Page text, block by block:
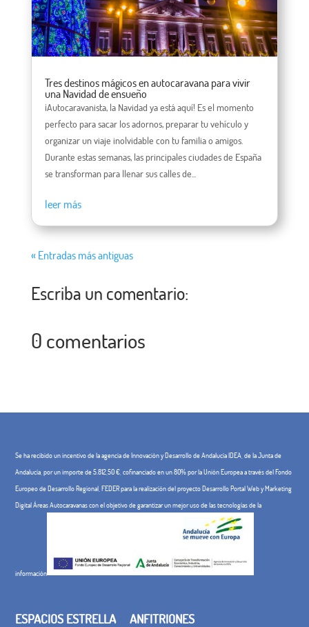
Tres destinos mágicos en autocaravana para vivir
una Navidad de ensueño
¡Autocaravanista, la Navidad ya está aquí! Es el momento
perfecto para sacar los adornos, preparar tu vehículo y
organizar un viaje inolvidable con tu familia o amigos.
Durante estas semanas, las principales ciudades de España
se transforman para llenar sus calles de...
leer más
« Entradas más antiguas
Escriba un comentario:
0 comentarios
Se ha recibido un incentivo de la agencia de Innovación y Desarrollo de Andalucía IDEA, de la Junta de
Andalucía, por un importe de 5.812,50 €, cofinanciado en un 80% por la Unión Europea a través del Fondo
Europeo de Desarrollo Regional, FEDER para la realización del proyecto Desarrollo Portal Web y Marketing
Digital Áreas Autocaravanas con el objetivo de garantizar un mejor uso de las tecnologías de la
información
ESPACIOS ESTRELLA ANFITRIONES